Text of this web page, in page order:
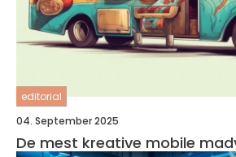
editorial
04. September 2025
De mest kreative mobile